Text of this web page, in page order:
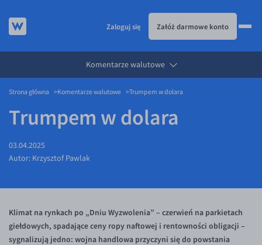
KURSY WALUT
Kursy walut
EUR/PLN
CHF/PLN
DKK/PLN
NOK/PLN
KARTA WIELOWALUTOWA
Karta wielowalutowa
PRZELEWY ZAGRANICZNE
DLA FIRM
Partnerstwa
Walutomat Business
Prowizje i rabaty
Metody płatności
Blog
Aktualności
Zaloguj się Załóż darmowe konto
Komentarze walutowe
Strona główna Komentarze walutowe Trumpem w dolara
Trumpem w dolara
03.04.2025
Autor: Krzysztof Pawlak
Klimat na rynkach po „Dniu Wyzwolenia” – czerwień na parkietach
giełdowych, spadające ceny ropy naftowej i rentowności obligacji –
sygnalizują jedno: wojna handlowa przyczyni się do powstania